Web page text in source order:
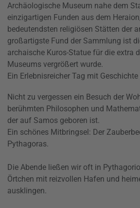
Archäologische Museum nahe dem
einzigartigen Funden aus dem Heraion
bedeutendsten religiösen Stätten der
großartigste Fund der Sammlung ist
archaische Kuros-Statue für die extra
Museums vergrößert wurde.
Ein Erlebnisreicher Tag mit
Nicht zu vergessen ein Besuch der
berühmten Philosophen und
der auf Samos geboren ist.
Ein schönes Mitbringsel: Der
Pythagoras.
Die Abende ließen wir oft in
Örtchen mit reizvollen Hafen und
ausklingen.